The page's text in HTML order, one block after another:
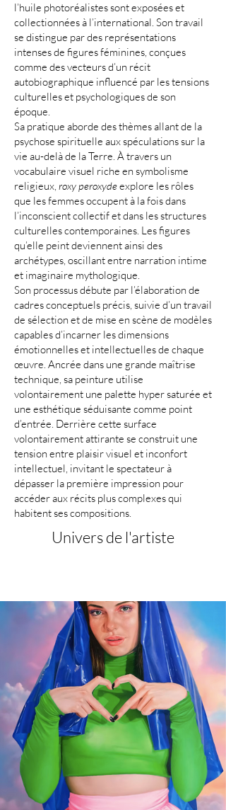
l’huile photoréalistes sont exposées et
collectionnées à l’international. Son travail
se distingue par des représentations
intenses de figures féminines, conçues
comme des vecteurs d’un récit
autobiographique influencé par les tensions
culturelles et psychologiques de son
époque.
Sa pratique aborde des thèmes allant de la
psychose spirituelle aux spéculations sur la
vie au-delà de la Terre. À travers un
vocabulaire visuel riche en symbolisme
religieux, roxy peroxydeexplore les rôles
que les femmes occupent à la fois dans
l’inconscient collectif et dans les structures
culturelles contemporaines. Les figures
qu’elle peint deviennent ainsi des
archétypes, oscillant entre narration intime
et imaginaire mythologique.
Son processus débute par l’élaboration de
cadres conceptuels précis, suivie d’un travail
de sélection et de mise en scène de modèles
capables d’incarner les dimensions
émotionnelles et intellectuelles de chaque
œuvre. Ancrée dans une grande maîtrise
technique, sa peinture utilise
volontairement une palette hyper saturée et
une esthétique séduisante comme point
d’entrée. Derrière cette surface
volontairement attirante se construit une
tension entre plaisir visuel et inconfort
intellectuel, invitant le spectateur à
dépasser la première impression pour
accéder aux récits plus complexes qui
habitent ses compositions.
Univers de l'artiste